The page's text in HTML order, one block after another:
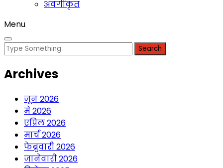
अवर्गीकृत
Menu
Search
Archives
जून 2026
मे 2026
एप्रिल 2026
मार्च 2026
फेब्रुवारी 2026
जानेवारी 2026